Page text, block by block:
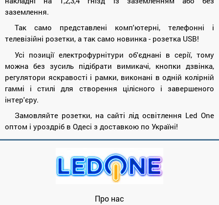
заземлення.
Так само представлені комп'ютерні, телефонні і
телевізійні розетки, а так само новинка - розетка USB!
Усі позиції електрофурнітури об'єднані в серії, тому
можна без зусиль підібрати вимикачі, кнопки дзвінка,
регулятори яскравості і рамки, виконані в одній колірній
гаммі і стилі для створення цілісного і завершеного
інтер'єру.
Замовляйте розетки, на сайті лід освітлення Led One
оптом і уроздріб в Одесі з доставкою по Україні!
Про нас